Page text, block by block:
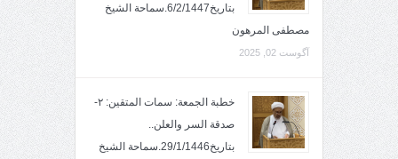
بتاريخ6/2/1447.سماحة الشيخ
مصطفى المرهون
آگوست 02, 2025
خطبة الجمعة: سمات المتقين: ٢-
صدقة السر والعلن..
بتاريخ29/1/1446.سماحة الشيخ